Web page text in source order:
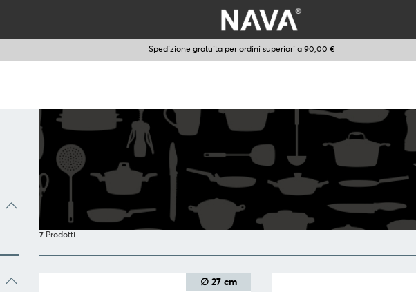
Spedizione gratuita per ordini superiori a 90,00 €
7 Prodotti
∅ 27 cm